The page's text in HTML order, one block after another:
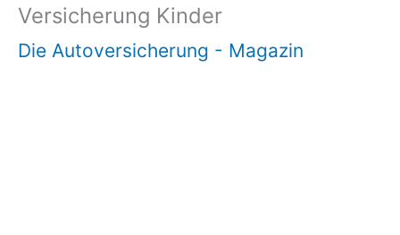
Versicherung Kinder
Die Autoversicherung - Magazin